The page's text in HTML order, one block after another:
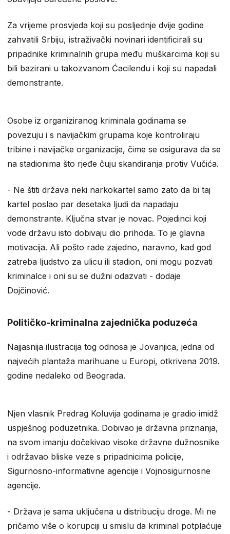
Za vrijeme prosvjeda koji su posljednje dvije godine
zahvatili Srbiju, istraživački novinari identificirali su
pripadnike kriminalnih grupa među muškarcima koji su
bili bazirani u takozvanom Ćacilendu i koji su napadali
demonstrante.
Osobe iz organiziranog kriminala godinama se
povezuju i s navijačkim grupama koje kontroliraju
tribine i navijačke organizacije, čime se osigurava da se
na stadionima što rjeđe čuju skandiranja protiv Vučića.
- Ne štiti država neki narkokartel samo zato da bi taj
kartel poslao par desetaka ljudi da napadaju
demonstrante. Ključna stvar je novac. Pojedinci koji
vode državu isto dobivaju dio prihoda. To je glavna
motivacija. Ali pošto rade zajedno, naravno, kad god
zatreba ljudstvo za ulicu ili stadion, oni mogu pozvati
kriminalce i oni su se dužni odazvati - dodaje
Dojčinović.
Političko-kriminalna zajednička poduzeća
Najjasnija ilustracija tog odnosa je Jovanjica, jedna od
najvećih plantaža marihuane u Europi, otkrivena 2019.
godine nedaleko od Beograda.
Njen vlasnik Predrag Koluvija godinama je gradio imidž
uspješnog poduzetnika. Dobivao je državna priznanja,
na svom imanju dočekivao visoke državne dužnosnike
i održavao bliske veze s pripadnicima policije,
Sigurnosno-informativne agencije i Vojnosigurnosne
agencije.
- Država je sama uključena u distribuciju droge. Mi ne
pričamo više o korupciji u smislu da kriminal potplaćuje